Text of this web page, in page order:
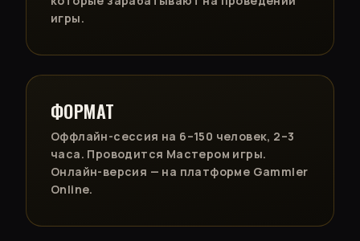
игры.
ФОРМАТ
Оффлайн-сессия на 6–150 человек, 2–3
часа. Проводится Мастером игры.
Онлайн-версия — на платформе Gammler
Online.